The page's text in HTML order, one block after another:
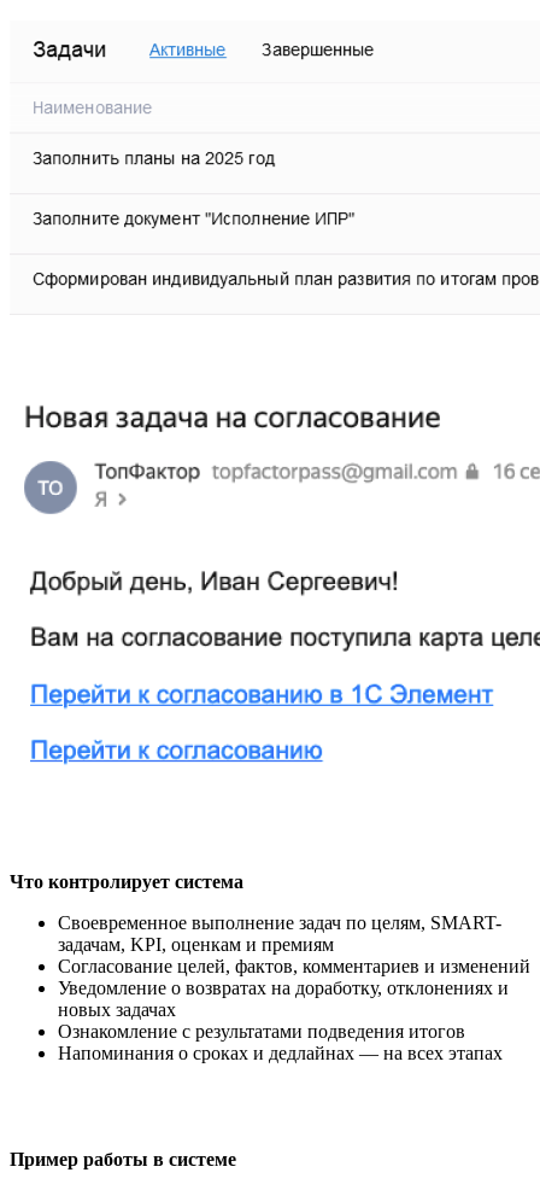
Что контролирует система
Своевременное выполнение задач по целям, SMART-
задачам, KPI, оценкам и премиям
Согласование целей, фактов, комментариев и изменений
Уведомление о возвратах на доработку, отклонениях и
новых задачах
Ознакомление с результатами подведения итогов
Напоминания о сроках и дедлайнах — на всех этапах
Пример работы в системе